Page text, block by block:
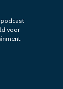
voor